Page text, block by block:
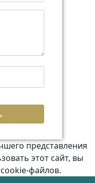
представления
этот сайт, вы
файлов.